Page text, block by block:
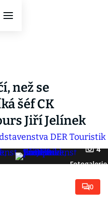
než se
šéf CK
Jiří Jelínek
4
Fotogalerie
0